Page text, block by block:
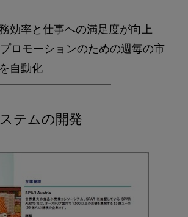
効率と仕事への満足度が向上
ロモーションのための週毎の市
自動化
テムの開発